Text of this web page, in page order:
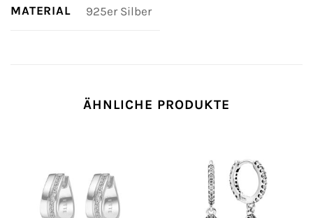
MATERIAL 925er Silber
ÄHNLICHE PRODUKTE